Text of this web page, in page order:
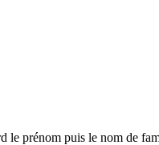
prénom puis le nom de